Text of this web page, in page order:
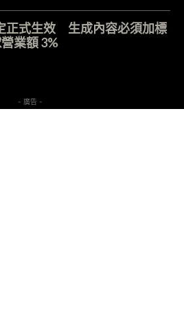
正式生效 生成內容必須加標
業額 3%
- 廣告 -